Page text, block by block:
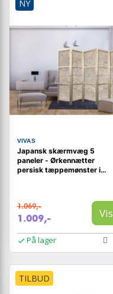
NY
VIVAS
Japansk skærmvæg 5
paneler - Ørkennætter
persisk tæppemønster i
1.069,-
1.009,- Vis
På lager
TILBUD